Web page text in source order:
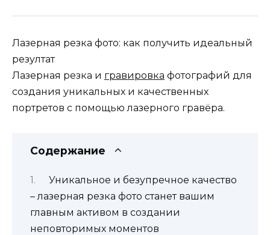
Лазерная резка фото: как получить идеальный
резултат
Лазерная резка и гравировка фотографий для
создания уникальных и качественных
портретов с помощью лазерного гравёра.
Содержание
Уникальное и безупречное качество
– лазерная резка фото станет вашим
главным активом в создании
неповторимых моментов